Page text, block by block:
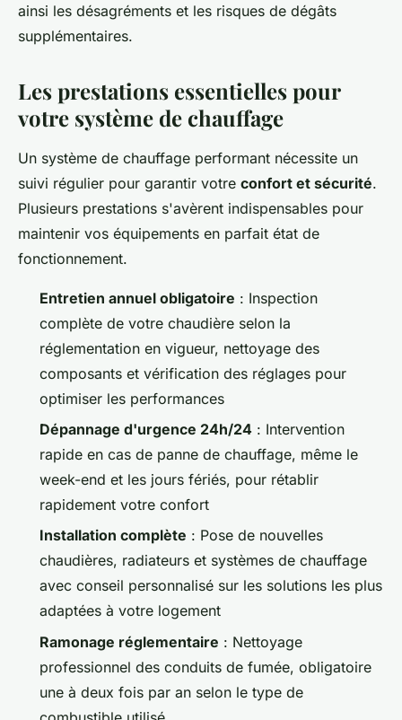
ainsi les désagréments et les risques de dégâts
supplémentaires.
Les prestations essentielles pour
votre système de chauffage
Un système de chauffage performant nécessite un
suivi régulier pour garantir votre confort et sécurité.
Plusieurs prestations s'avèrent indispensables pour
maintenir vos équipements en parfait état de
fonctionnement.
Entretien annuel obligatoire : Inspection
complète de votre chaudière selon la
réglementation en vigueur, nettoyage des
composants et vérification des réglages pour
optimiser les performances
Dépannage d'urgence 24h/24 : Intervention
rapide en cas de panne de chauffage, même le
week-end et les jours fériés, pour rétablir
rapidement votre confort
Installation complète : Pose de nouvelles
chaudières, radiateurs et systèmes de chauffage
avec conseil personnalisé sur les solutions les plus
adaptées à votre logement
Ramonage réglementaire : Nettoyage
professionnel des conduits de fumée, obligatoire
une à deux fois par an selon le type de